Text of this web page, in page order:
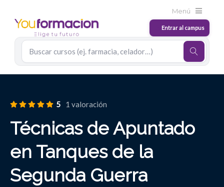
5 1 valoración
Técnicas de Apuntado
en Tanques de la
Segunda Guerra